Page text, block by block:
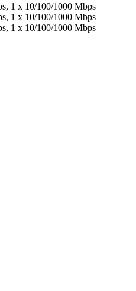
1 x 10/100/1000 Mbps
1 x 10/100/1000 Mbps
1 x 10/100/1000 Mbps